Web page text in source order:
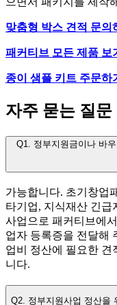
맞춤형 박스 견적 문의
패커티브 모든 제품 보
종이 샘플 키트 주문하
자주 묻는 질문
Q1. 정부지원금이나 바
가능합니다. 초기창업
타기업, 지식재산 긴급
사업으로 패커티브에
업자 등록증을 전달해
업비 정산에 필요한 견
니다.
Q2. 정부지원사업 정산을